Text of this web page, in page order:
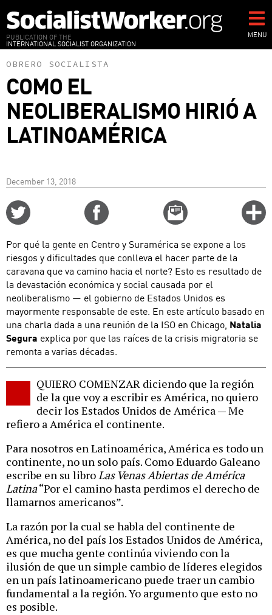
to
main
content
PUBLICATION OF THE
INTERNATIONAL SOCIALIST ORGANIZATION
MENU
OBRERO SOCIALISTA
COMO EL
NEOLIBERALISMO HIRIÓ A
LATINOAMÉRICA
December 13, 2018
Email
this
Por qué la gente en Centro y Suramérica se expone a los
riesgos y dificultades que conlleva el hacer parte de la
caravana que va camino hacia el norte? Esto es resultado de
la devastación económica y social causada por el
neoliberalismo — el gobierno de Estados Unidos es
mayormente responsable de este. En este artículo basado en
una charla dada a una reunión de la ISO en Chicago, Natalia
Segura explica por que las raíces de la crisis migratoria se
remonta a varias décadas.
QUIERO COMENZAR diciendo que la región
de la que voy a escribir es América, no quiero
decir los Estados Unidos de América — Me
refiero a América el continente.
Para nosotros en Latinoamérica, América es todo un
continente, no un solo país. Como Eduardo Galeano
escribe en su libroLas Venas Abiertas de América
Latina“Por el camino hasta perdimos el derecho de
llamarnos americanos”.
La razón por la cual se habla del continente de
América, no del país los Estados Unidos de América,
es que mucha gente continúa viviendo con la
ilusión de que un simple cambio de líderes elegidos
en un país latinoamericano puede traer un cambio
fundamental a la región. Yo argumento que esto no
es posible.